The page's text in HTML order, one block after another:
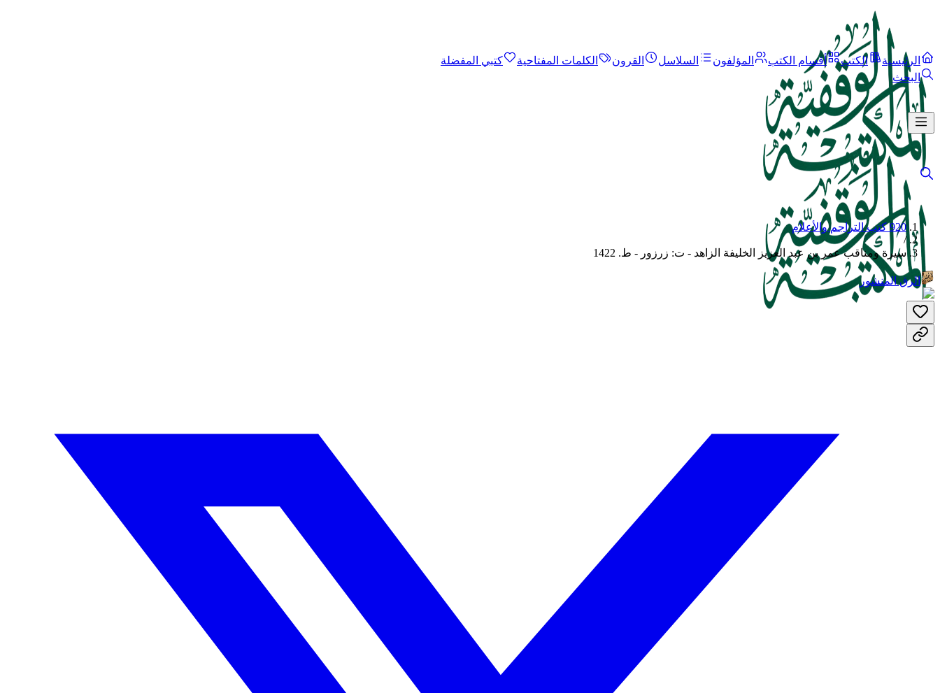
الرئيسية الكتب أقسام الكتب المؤلفون السلاسل القرون الكلمات المفتاحية
كتبي المفضلة
البحث
920 كتب التراجم والأعلام
/
سيرة ومناقب عمر بن عبد العزيز الخليفة الزاهد - ت: زرزور - ط. 1422
الرق المنشور